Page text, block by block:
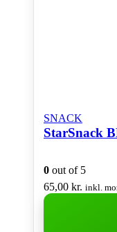
SNACK
StarSnack
0 out of 5
65,00 kr. inkl.